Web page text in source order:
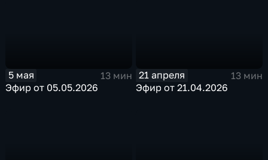
5 мая
13 мин
Эфир от 05.05.2026
21 апреля
13 мин
Эфир от 21.04.2026